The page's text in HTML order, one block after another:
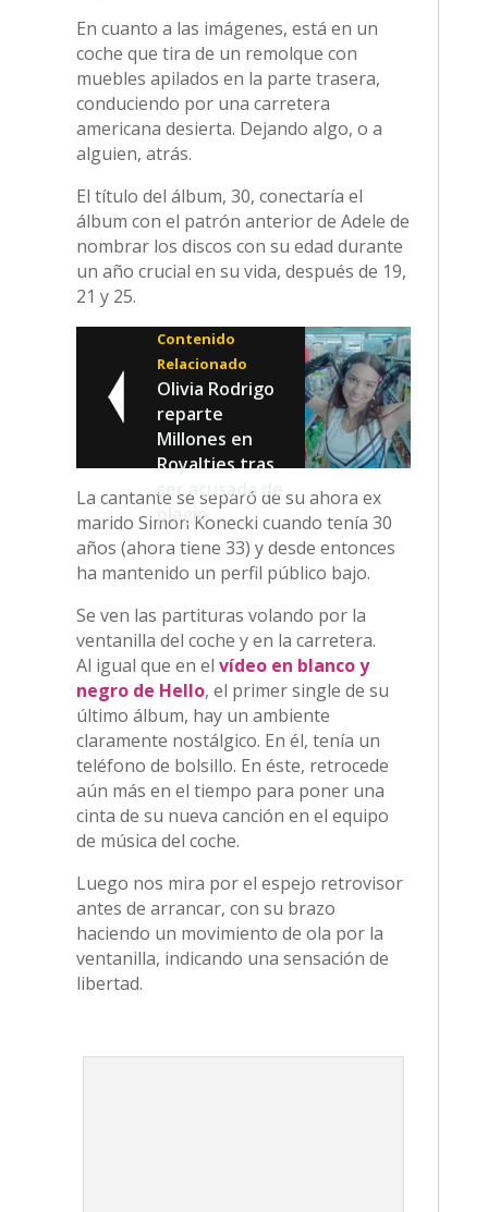
En cuanto a las imágenes, está en un
coche que tira de un remolque con
muebles apilados en la parte trasera,
conduciendo por una carretera
americana desierta. Dejando algo, o a
alguien, atrás.
El título del álbum, 30, conectaría el
álbum con el patrón anterior de Adele de
nombrar los discos con su edad durante
un año crucial en su vida, después de 19,
21 y 25.
Contenido
Relacionado
Olivia Rodrigo
reparte
Millones en
Royalties tras
ser acusada de
plagio
La cantante se separó de su ahora ex
marido Simon Konecki cuando tenía 30
años (ahora tiene 33) y desde entonces
ha mantenido un perfil público bajo.
Se ven las partituras volando por la
ventanilla del coche y en la carretera.
Al igual que en el vídeo en blanco y
negro de Hello, el primer single de su
último álbum, hay un ambiente
claramente nostálgico. En él, tenía un
teléfono de bolsillo. En éste, retrocede
aún más en el tiempo para poner una
cinta de su nueva canción en el equipo
de música del coche.
Luego nos mira por el espejo retrovisor
antes de arrancar, con su brazo
haciendo un movimiento de ola por la
ventanilla, indicando una sensación de
libertad.